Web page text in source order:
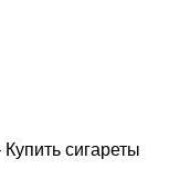
сигареты